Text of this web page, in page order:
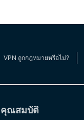
VPN ถูกกฎหมายหรือไม่?
คุณสมบัติ